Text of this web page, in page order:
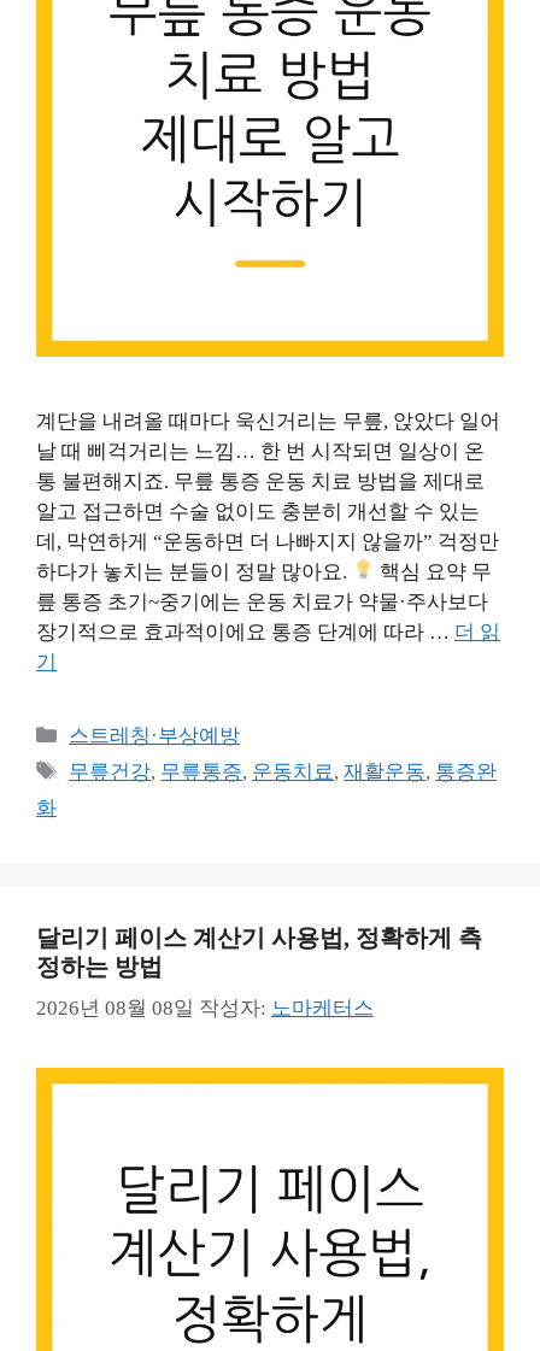
계단을 내려올 때마다 욱신거리는 무릎, 앉았다 일어
날 때 삐걱거리는 느낌… 한 번 시작되면 일상이 온
통 불편해지죠. 무릎 통증 운동 치료 방법을 제대로
알고 접근하면 수술 없이도 충분히 개선할 수 있는
데, 막연하게 “운동하면 더 나빠지지 않을까” 걱정만
하다가 놓치는 분들이 정말 많아요.
핵심 요약 무
릎 통증 초기~중기에는 운동 치료가 약물·주사보다
장기적으로 효과적이에요 통증 단계에 따라 … 더 읽
기
카
테
스트레칭·부상예방
태
무릎건강, 무릎통증, 운동치료,재활운동, 통증완
화
달리기 페이스 계산기 사용법, 정확하게 측
정하는 방법
2026년 08월 08일 작성자: 노마케터스